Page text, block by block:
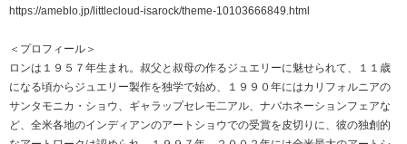
https://ameblo.jp/littlecloud-isarock/theme-10103666849.html
＜プロフィール＞
ロンは１９５７年生まれ。叔父と叔母の作るジュエリーに魅せられて、１１歳
になる頃からジュエリー製作を独学で始め、１９９０年にはカリフォルニアの
サンタモニカ・ショウ、ギャラップセレモ二アル、ナバホネーションフェアな
ど、全米各地のインディアンのアートショウでの受賞を皮切りに、彼の独創的